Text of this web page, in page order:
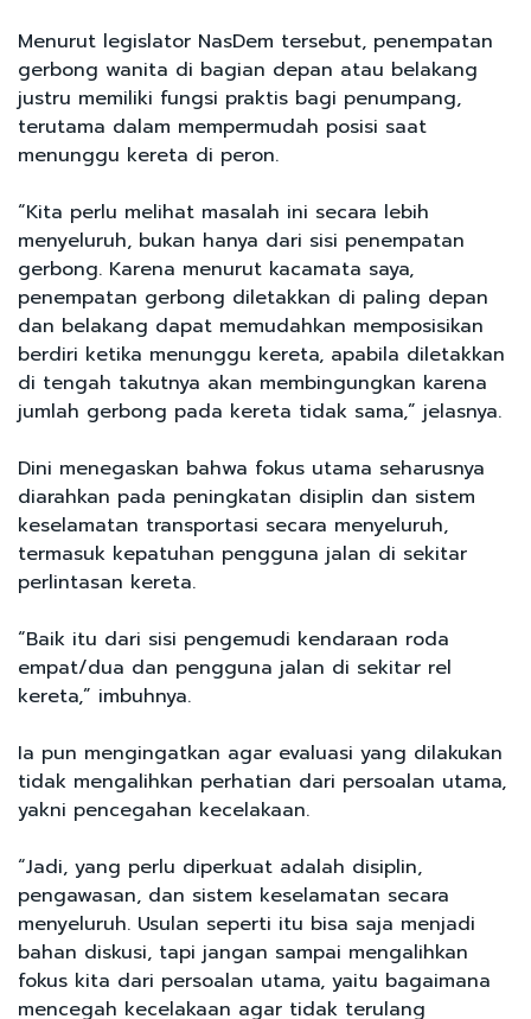
Menurut legislator NasDem tersebut, penempatan
gerbong wanita di bagian depan atau belakang
justru memiliki fungsi praktis bagi penumpang,
terutama dalam mempermudah posisi saat
menunggu kereta di peron.
“Kita perlu melihat masalah ini secara lebih
menyeluruh, bukan hanya dari sisi penempatan
gerbong. Karena menurut kacamata saya,
penempatan gerbong diletakkan di paling depan
dan belakang dapat memudahkan memposisikan
berdiri ketika menunggu kereta, apabila diletakkan
di tengah takutnya akan membingungkan karena
jumlah gerbong pada kereta tidak sama,” jelasnya.
Dini menegaskan bahwa fokus utama seharusnya
diarahkan pada peningkatan disiplin dan sistem
keselamatan transportasi secara menyeluruh,
termasuk kepatuhan pengguna jalan di sekitar
perlintasan kereta.
“Baik itu dari sisi pengemudi kendaraan roda
empat/dua dan pengguna jalan di sekitar rel
kereta,” imbuhnya.
Ia pun mengingatkan agar evaluasi yang dilakukan
tidak mengalihkan perhatian dari persoalan utama,
yakni pencegahan kecelakaan.
“Jadi, yang perlu diperkuat adalah disiplin,
pengawasan, dan sistem keselamatan secara
menyeluruh. Usulan seperti itu bisa saja menjadi
bahan diskusi, tapi jangan sampai mengalihkan
fokus kita dari persoalan utama, yaitu bagaimana
mencegah kecelakaan agar tidak terulang